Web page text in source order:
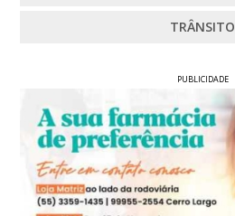
TRÂNSITO
PUBLICIDADE